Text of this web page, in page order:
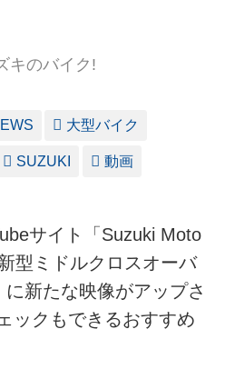
キのバイク!
大型バイク
SUZUKI 動画
サイト「Suzuki Moto
型ミドルクロスオーバ
新たな映像がアップさ
ックもできるおすすめ